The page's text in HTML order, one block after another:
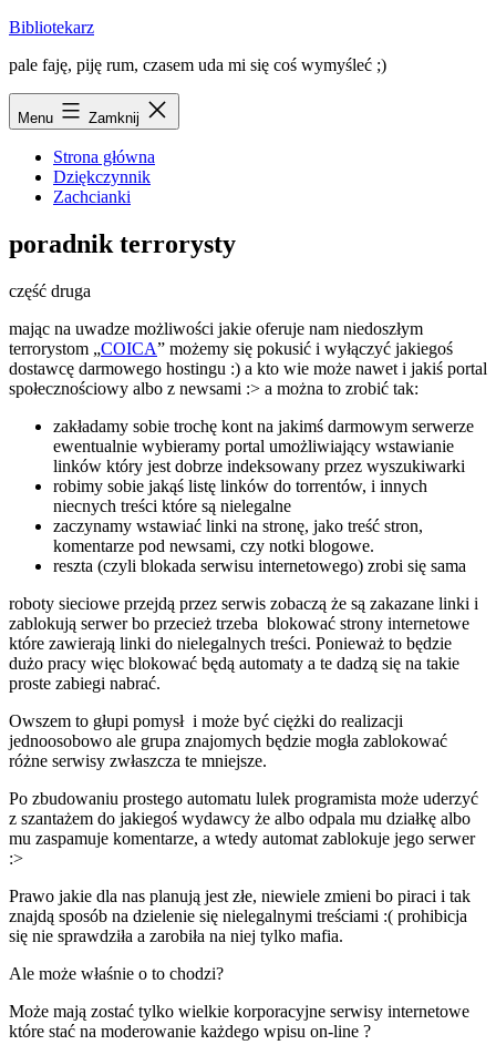
Przejdź
treści
Bibliotekarz
pale faję, piję rum, czasem uda mi się coś wymyśleć ;)
Menu Zamknij
Strona główna
Dziękczynnik
Zachcianki
poradnik terrorysty
część druga
mając na uwadze możliwości jakie oferuje nam niedoszłym
terrorystom „COICA” możemy się pokusić i wyłączyć jakiegoś
dostawcę darmowego hostingu :) a kto wie może nawet i jakiś portal
społecznościowy albo z newsami :> a można to zrobić tak:
zakładamy sobie trochę kont na jakimś darmowym serwerze
ewentualnie wybieramy portal umożliwiający wstawianie
linków który jest dobrze indeksowany przez wyszukiwarki
robimy sobie jakąś listę linków do torrentów, i innych
niecnych treści które są nielegalne
zaczynamy wstawiać linki na stronę, jako treść stron,
komentarze pod newsami, czy notki blogowe.
reszta (czyli blokada serwisu internetowego) zrobi się sama
roboty sieciowe przejdą przez serwis zobaczą że są zakazane linki i
zablokują serwer bo przecież trzeba blokować strony internetowe
które zawierają linki do nielegalnych treści. Ponieważ to będzie
dużo pracy więc blokować będą automaty a te dadzą się na takie
proste zabiegi nabrać.
Owszem to głupi pomysł i może być ciężki do realizacji
jednoosobowo ale grupa znajomych będzie mogła zablokować
różne serwisy zwłaszcza te mniejsze.
Po zbudowaniu prostego automatu lulek programista może uderzyć
z szantażem do jakiegoś wydawcy że albo odpala mu działkę albo
mu zaspamuje komentarze, a wtedy automat zablokuje jego serwer
:>
Prawo jakie dla nas planują jest złe, niewiele zmieni bo piraci i tak
znajdą sposób na dzielenie się nielegalnymi treściami :( prohibicja
się nie sprawdziła a zarobiła na niej tylko mafia.
Ale może właśnie o to chodzi?
Może mają zostać tylko wielkie korporacyjne serwisy internetowe
które stać na moderowanie każdego wpisu on-line ?